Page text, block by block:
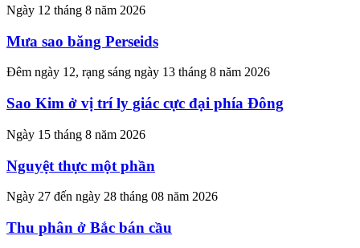
Ngày 12 tháng 8 năm 2026
Mưa sao băng Perseids
Đêm ngày 12, rạng sáng ngày 13 tháng 8 năm 2026
Sao Kim ở vị trí ly giác cực đại phía Đông
Ngày 15 tháng 8 năm 2026
Nguyệt thực một phần
Ngày 27 đến ngày 28 tháng 08 năm 2026
Thu phân ở Bắc bán cầu